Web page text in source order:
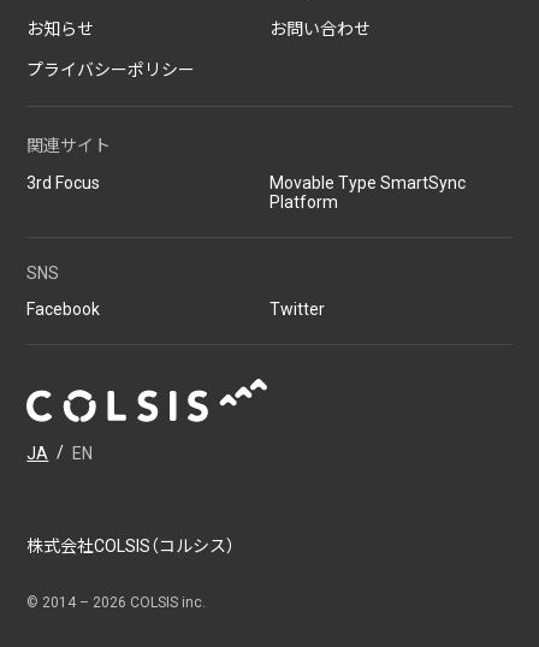
JA / EN
株式会社COLSIS（コルシス）
© 2014 – 2026 COLSIS inc.
お知らせ お問い合わせ
プライバシーポリシー
関連サイト
3rd Focus
Movable Type SmartSync
Platform
SNS
Facebook
Twitter